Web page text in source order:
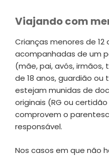
Viajando com
Crianças menores de
acompanhadas de um
(mãe, pai, avós, irmãos,
de 18 anos, guardião
estejam munidas de
originais (RG ou
comprovem o
responsável.
Nos casos em que não